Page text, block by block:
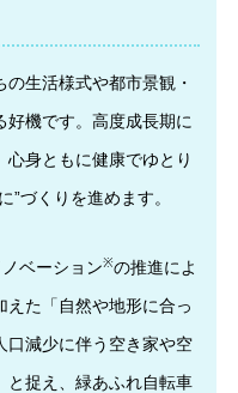
の生活様式や都市景観・
好機です。高度成長期に
身ともに健康でゆとり
”づくりを進めます。
ノベーション※の推進によ
えた「自然や地形に合っ
口減少に伴う空き家や空
と捉え、緑あふれ自転車